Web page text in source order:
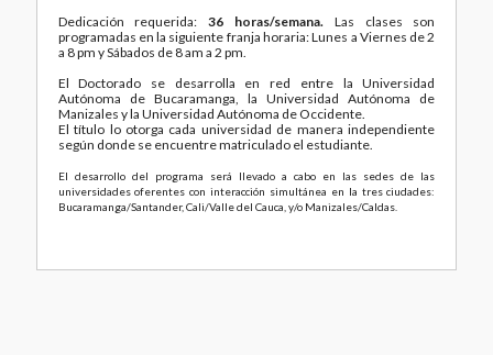
Dedicación requerida:36 horas/semana. Las clases son
programadas en la siguiente franja horaria: Lunes a Viernes de 2
a 8 pm y Sábados de 8 am a 2 pm.
El Doctorado se desarrolla en red entre la Universidad
Autónoma de Bucaramanga, la Universidad Autónoma de
Manizales y la Universidad Autónoma de Occidente.
El título lo otorga cada universidad de manera independiente
según donde se encuentre matriculado el estudiante.
El desarrollo del programa será llevado a cabo en las sedes de las
universidades oferentes con interacción simultánea en la tres ciudades:
Bucaramanga/Santander, Cali/Valle del Cauca, y/o Manizales/Caldas.